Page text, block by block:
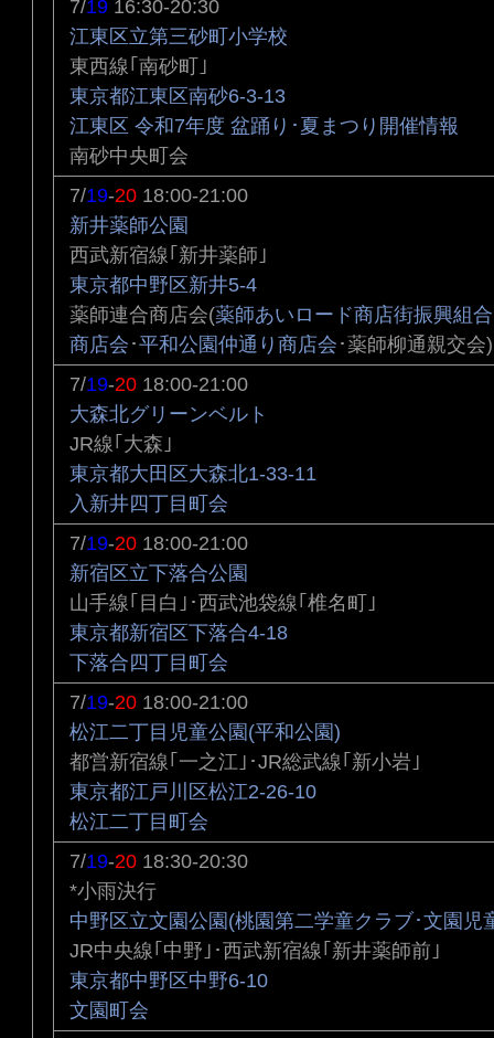
7/19 16:30-20:30
江東区立第三砂町小学校
東西線｢南砂町｣
東京都江東区南砂6-3-13
江東区 令和7年度 盆踊り･夏まつり開催情報
南砂中央町会
7/19-20 18:00-21:00
新井薬師公園
西武新宿線｢新井薬師｣
東京都中野区新井5-4
薬師連合商店会(薬師あいロード商店街振興組合
商店会 ･平和公園仲通り商店会 ･薬師柳通親交会)
7/19-20 18:00-21:00
大森北グリーンベルト
JR線｢大森｣
東京都大田区大森北1-33-11
入新井四丁目町会
7/19-20 18:00-21:00
新宿区立下落合公園
山手線｢目白｣･西武池袋線｢椎名町｣
東京都新宿区下落合4-18
下落合四丁目町会
7/19-20 18:00-21:00
松江二丁目児童公園(平和公園)
都営新宿線｢一之江｣･JR総武線｢新小岩｣
東京都江戸川区松江2-26-10
松江二丁目町会
7/19-20 18:30-20:30
*小雨決行
中野区立文園公園(桃園第二学童クラブ･文園児
JR中央線｢中野｣･西武新宿線｢新井薬師前｣
東京都中野区中野6-10
文園町会